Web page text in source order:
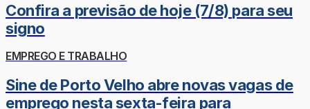
Confira a previsão de hoje (7/8) para seu
signo
EMPREGO E TRABALHO
Sine de Porto Velho abre novas vagas de
emprego nesta sexta-feira para